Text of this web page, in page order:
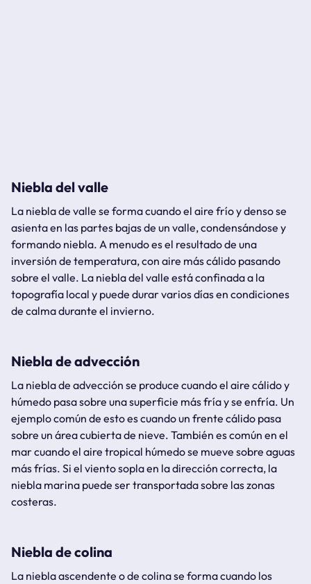
Niebla del valle
La niebla de valle se forma cuando el aire frío y denso se
asienta en las partes bajas de un valle, condensándose y
formando niebla. A menudo es el resultado de una
inversión de temperatura, con aire más cálido pasando
sobre el valle. La niebla del valle está confinada a la
topografía local y puede durar varios días en condiciones
de calma durante el invierno.
Niebla de advección
La niebla de advección se produce cuando el aire cálido y
húmedo pasa sobre una superficie más fría y se enfría. Un
ejemplo común de esto es cuando un frente cálido pasa
sobre un área cubierta de nieve. También es común en el
mar cuando el aire tropical húmedo se mueve sobre aguas
más frías. Si el viento sopla en la dirección correcta, la
niebla marina puede ser transportada sobre las zonas
costeras.
Niebla de colina
La niebla ascendente o de colina se forma cuando los